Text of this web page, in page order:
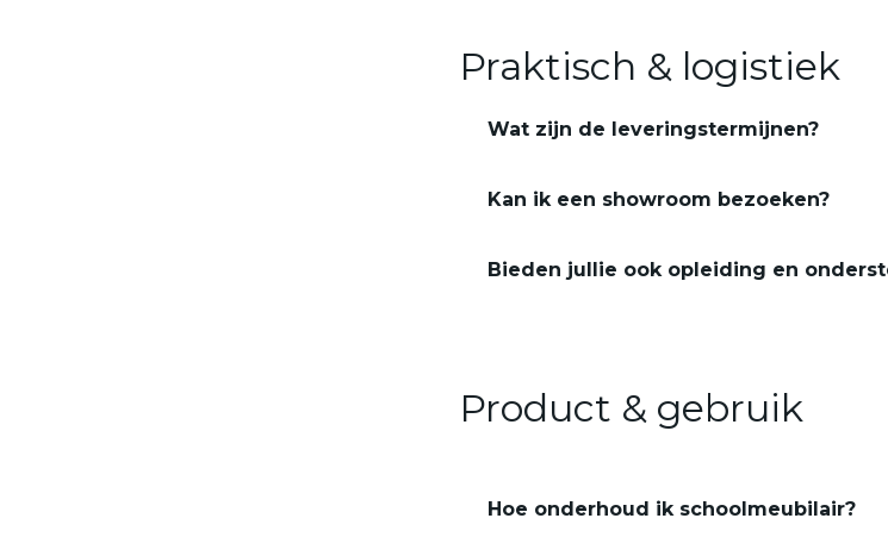
Praktisch & logistiek
Wat zijn de leveringstermijnen?
Kan ik een showroom bezoeken?
Bieden jullie ook opleiding en
Product & gebruik
Hoe onderhoud ik schoolmeubilair?